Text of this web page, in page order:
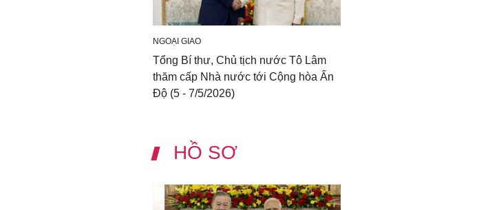
NGOẠI GIAO
Tổng Bí thư, Chủ tịch nước Tô Lâm
thăm cấp Nhà nước tới Cộng hòa Ấn
Độ (5 - 7/5/2026)
HỒ SƠ